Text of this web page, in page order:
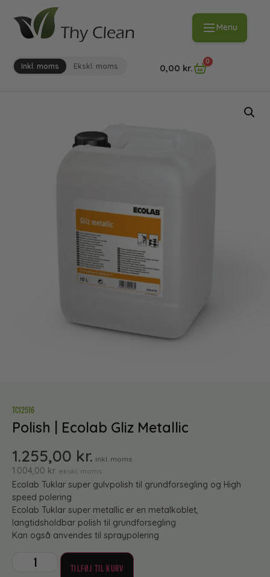
Menu
Inkl. moms Ekskl. moms 0,00 kr.
0
TC12516
Polish | Ecolab Gliz Metallic
1.255,00 kr. inkl. moms
1.004,00 kr. ekskl. moms
Ecolab Tuklar super gulvpolish til grundforsegling og High
speed polering
Ecolab Tuklar super metallic er en metalkoblet,
langtidsholdbar polish til grundforsegling
Kan også anvendes til spraypolering
TILFØJ TIL KURV